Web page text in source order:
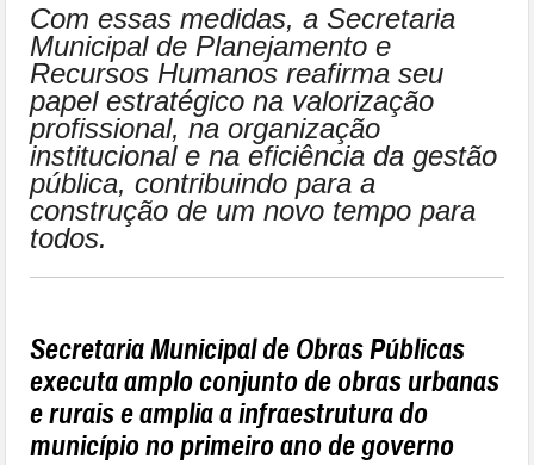
Com essas medidas, a Secretaria
Municipal de Planejamento e
Recursos Humanos reafirma seu
papel estratégico na valorização
profissional, na organização
institucional e na eficiência da gestão
pública, contribuindo para a
construção de um novo tempo para
todos.
Secretaria Municipal de Obras Públicas
executa amplo conjunto de obras urbanas
e rurais e amplia a infraestrutura do
município no primeiro ano de governo